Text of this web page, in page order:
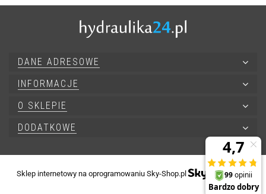
DANE ADRESOWE
INFORMACJE
O SKLEPIE
DODATKOWE
Sklep internetowy na oprogramowaniu Sky-Shop.pl